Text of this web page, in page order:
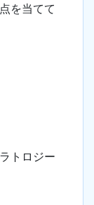
を当てて
トロジー